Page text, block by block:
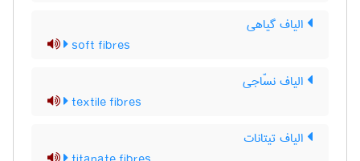
الیاف گیاهی
soft fibres
الیاف نسّاجی
textile fibres
الیاف تیتانات